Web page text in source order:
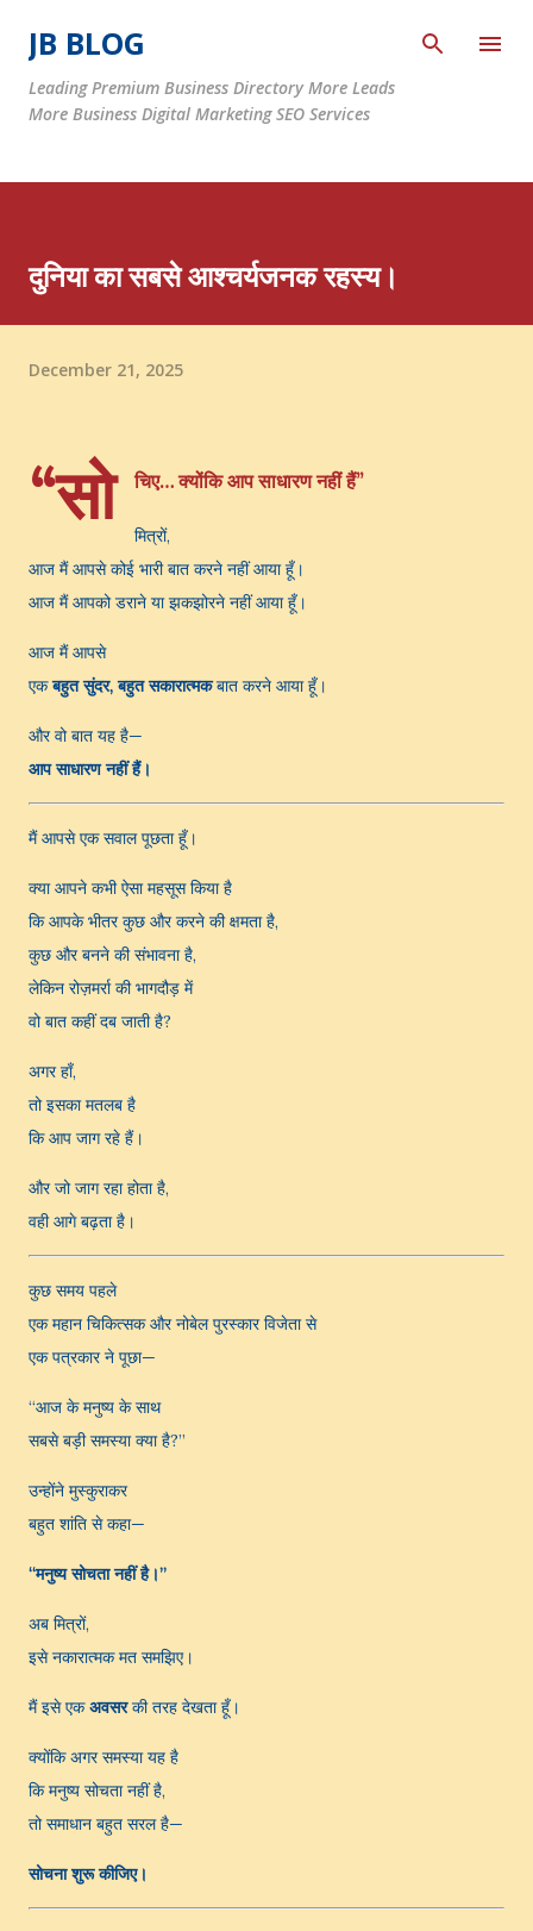
JB BLOG
Leading Premium Business Directory More Leads
More Business Digital Marketing SEO Services
दुनिया का सबसे आश्चर्यजनक रहस्य।
December 21, 2025
“सो चिए… क्योंकि आप साधारण नहीं हैं”
मित्रों,
आज मैं आपसे कोई भारी बात करने नहीं आया हूँ।
आज मैं आपको डराने या झकझोरने नहीं आया हूँ।
आज मैं आपसे
एकबहुत सुंदर, बहुत सकारात्मकबात करने आया हूँ।
और वो बात यह है—
आप साधारण नहीं हैं।
मैं आपसे एक सवाल पूछता हूँ।
क्या आपने कभी ऐसा महसूस किया है
कि आपके भीतर कुछ और करने की क्षमता है,
कुछ और बनने की संभावना है,
लेकिन रोज़मर्रा की भागदौड़ में
वो बात कहीं दब जाती है?
अगर हाँ,
तो इसका मतलब है
कि आप जाग रहे हैं।
और जो जाग रहा होता है,
वही आगे बढ़ता है।
कुछ समय पहले
एक महान चिकित्सक और नोबेल पुरस्कार विजेता से
एक पत्रकार ने पूछा—
“आज के मनुष्य के साथ
सबसे बड़ी समस्या क्या है?”
उन्होंने मुस्कुराकर
बहुत शांति से कहा—
“मनुष्य सोचता नहीं है।”
अब मित्रों,
इसे नकारात्मक मत समझिए।
मैं इसे एकअवसरकी तरह देखता हूँ।
क्योंकि अगर समस्या यह है
कि मनुष्य सोचता नहीं है,
तो समाधान बहुत सरल है—
सोचना शुरू कीजिए।